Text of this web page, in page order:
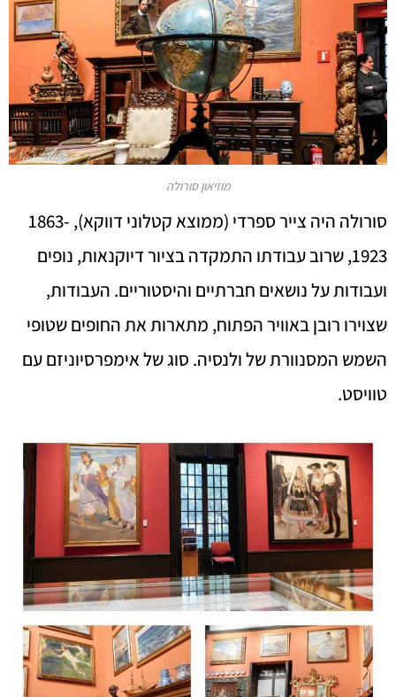
מוזיאון סורולה
סורולה היה צייר ספרדי (ממוצא קטלוני דווקא), 1863-
1923, שרוב עבודתו התמקדה בציור דיוקנאות, נופים
ועבודות על נושאים חברתיים והיסטוריים. העבודות,
שצוירו רובן באוויר הפתוח, מתארות את החופים שטופי
השמש המסנוורת של ולנסיה. סוג של אימפרסיוניזם עם
טוויסט.